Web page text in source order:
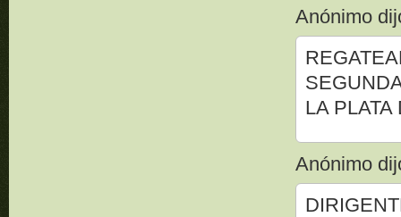
Anónimo
LA
Anónimo